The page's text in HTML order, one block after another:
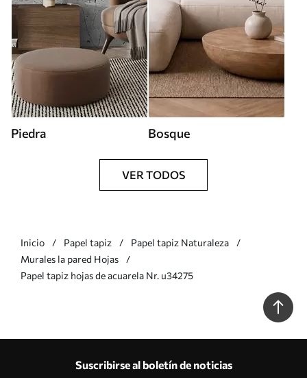
Piedra Bosque
VER TODOS
Inicio Papel tapiz
Papel tapiz Naturaleza
Murales la pared Hojas
Papel tapiz hojas de acuarela Nr. u34275
Suscribirse al boletín de noticias